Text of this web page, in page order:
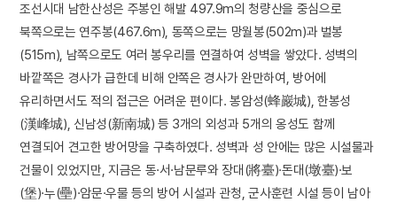
조선시대 남한산성은 주봉인 해발 497.9m의 청량산을 중심으로
북쪽으로는 연주봉(467.6m), 동쪽으로는 망월봉(502m)과 벌봉
(515m), 남쪽으로도 여러 봉우리를 연결하여 성벽을 쌓았다. 성벽의
바깥쪽은 경사가 급한데 비해 안쪽은 경사가 완만하여, 방어에
유리하면서도 적의 접근은 어려운 편이다. 봉암성(蜂巖城), 한봉성
(漢峰城), 신남성(新南城) 등 3개의 외성과 5개의 옹성도 함께
연결되어 견고한 방어망을 구축하였다. 성벽과 성 안에는 많은 시설물과
건물이 있었지만, 지금은 동·서·남문루와 장대(將臺)·돈대(墩臺)·보
(堡)·누(壘)·암문·우물 등의 방어 시설과 관청, 군사훈련 시설 등이 남아